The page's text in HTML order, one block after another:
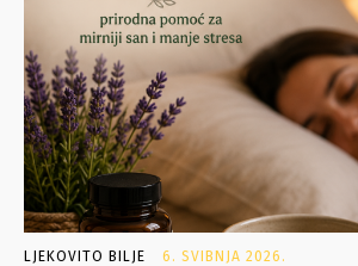
LJEKOVITO BILJE 6. SVIBNJA 2026.